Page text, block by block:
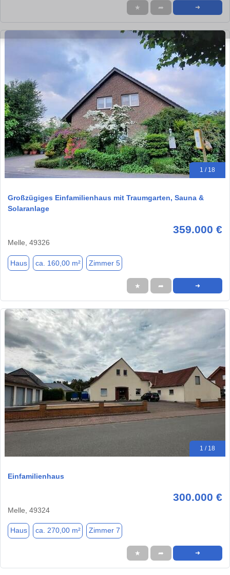
★ ➦ ➜
1 / 18
Großzügiges Einfamilienhaus mit Traumgarten, Sauna &
Solaranlage
359.000 €
Melle, 49326
Haus ca. 160,00 m² Zimmer 5
★ ➦ ➜
1 / 18
Einfamilienhaus
300.000 €
Melle, 49324
Haus ca. 270,00 m² Zimmer 7
★ ➦ ➜